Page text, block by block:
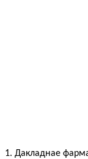
1. Дакладнае